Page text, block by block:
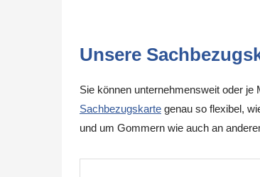
Unsere
Sie können unternehmensweit oder
Sachbezugskarte genau so flexibel,
und um Gommern wie auch an